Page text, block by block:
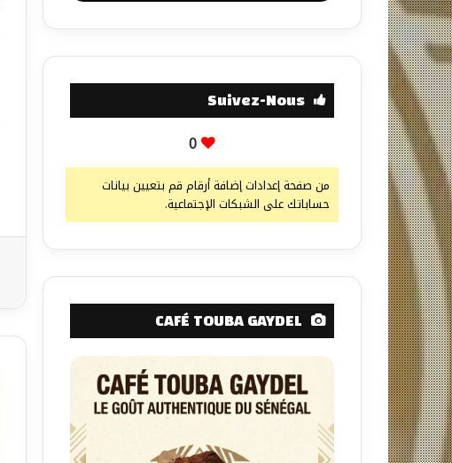
Suivez-Nous
0
من صفحة إعدادات إضافة أرقام قم بتعيين بيانات
حساباتك على الشبكات الإجتماعية.
CAFÉ TOUBA GAYDEL